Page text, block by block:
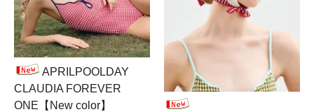
APRILPOOLDAY
CLAUDIA FOREVER
ONE【New color】